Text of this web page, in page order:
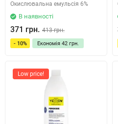
Окислювальна емульсія 6%
В наявності
371 грн. 413 грн.
- 10% Економія 42 грн.
Low price!